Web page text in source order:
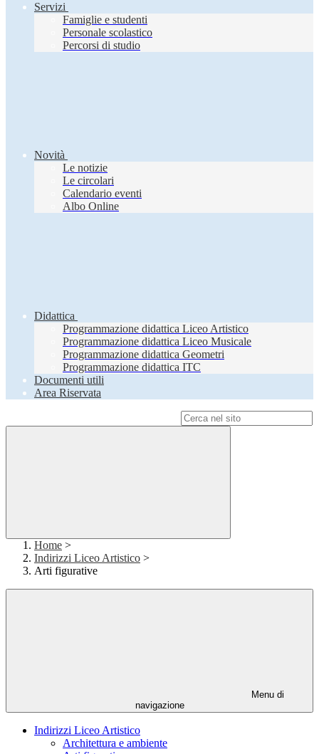
Servizi
Famiglie e studenti
Personale scolastico
Percorsi di studio
Novità
Le notizie
Le circolari
Calendario eventi
Albo Online
Didattica
Programmazione didattica Liceo Artistico
Programmazione didattica Liceo Musicale
Programmazione didattica Geometri
Programmazione didattica ITC
Documenti utili
Area Riservata
Home >
Indirizzi Liceo Artistico >
Arti figurative
Menu di
navigazione
Indirizzi Liceo Artistico
Architettura e ambiente